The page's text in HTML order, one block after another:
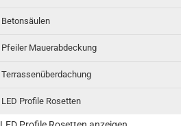
Betonsäulen
Pfeiler Mauerabdeckung
Terrassenüberdachung
LED Profile Rosetten